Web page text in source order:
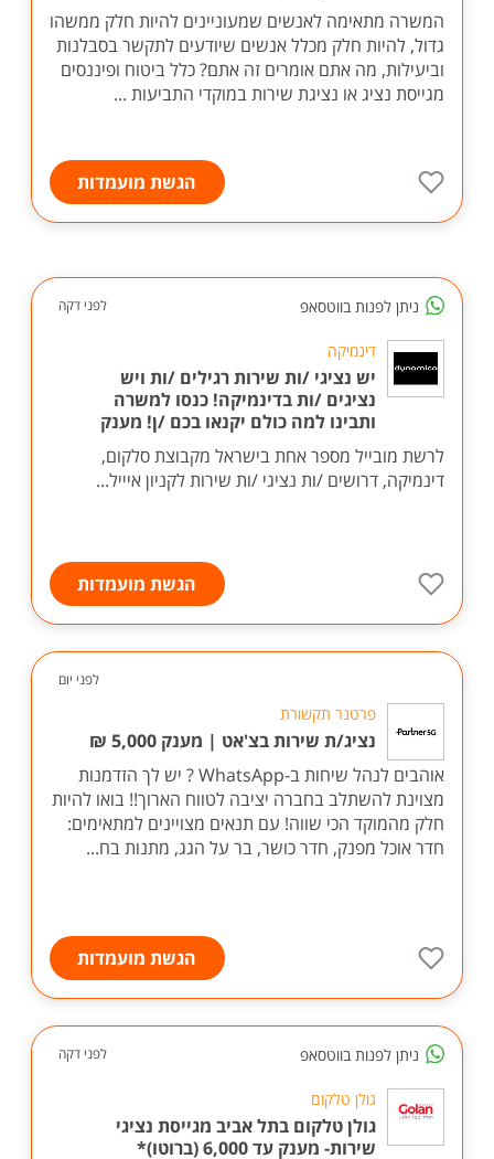
המשרה מתאימה לאנשים שמעוניינים להיות חלק ממשהו
גדול, להיות חלק מכלל אנשים שיודעים לתקשר בסבלנות
וביעילות, מה אתם אומרים זה אתם? כלל ביטוח ופיננסים
מגייסת נציג או נציגת שירות במוקדי התביעות ...
הגשת מועמדות
ניתן לפנות בווטסאפ לפני דקה
דינמיקה
יש נציגי /ות שירות רגילים /ות ויש
נציגים /ות בדינמיקה! כנסו למשרה
ותבינו למה כולם יקנאו בכם /ן! מענק
לרשת מובייל מספר אחת בישראל מקבוצת סלקום,
דינמיקה, דרושים /ות נציגי /ות שירות לקניון איייל...
הגשת מועמדות
לפני יום
פרטנר תקשורת
נציג/ת שירות בצ'אט | מענק 5,000 ₪
אוהבים לנהל שיחות ב-WhatsApp ? יש לך הזדמנות
מצוינת להשתלב בחברה יציבה לטווח הארוך!! בואו להיות
חלק מהמוקד הכי שווה! עם תנאים מצויינים למתאימים:
חדר אוכל מפנק, חדר כושר, בר על הגג, מתנות בח...
הגשת מועמדות
ניתן לפנות בווטסאפ לפני דקה
גולן טלקום
גולן טלקום בתל אביב מגייסת נציגי
שירות- מענק עד 6,000 (ברוטו)*